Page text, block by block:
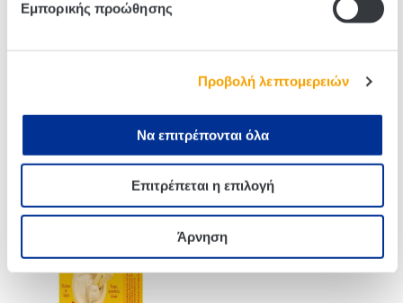
Εμπορικής προώθησης
Προβολή λεπτομερειών
Να επιτρέπονται όλα
Επιτρέπεται η επιλογή
Άρνηση
Mezete Baba Ghanouj 180g
Mezete Hummus Dip&Go
Roasted Red Pepper 92g